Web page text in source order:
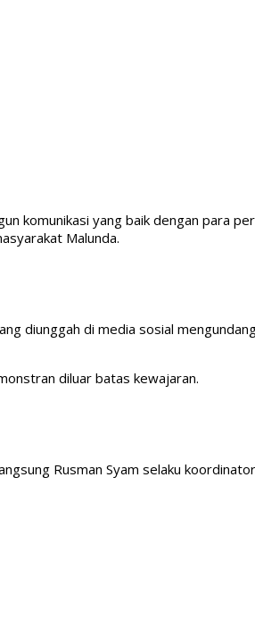
komunikasi yang baik dengan para
Malunda.
diunggah di media sosial
diluar batas kewajaran.
Rusman Syam selaku